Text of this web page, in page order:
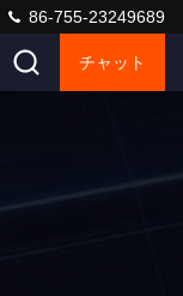
86-755-23249689
チャット